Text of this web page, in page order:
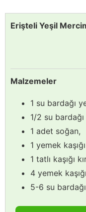
Erişteli Yeşil
Malzemeler
1 su bardağı
1/2 su
1 adet soğan,
1 yemek
1 tatlı kaşığı
4 yemek
5-6 su